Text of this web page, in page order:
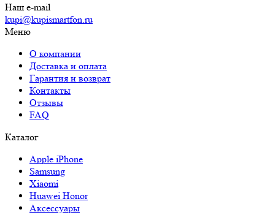
Наш e-mail
kupi@kupismartfon.ru
Меню
О компании
Доставка и оплата
Гарантия и возврат
Контакты
Отзывы
FAQ
Каталог
Apple iPhone
Samsung
Xiaomi
Huawei Honor
Аксессуары